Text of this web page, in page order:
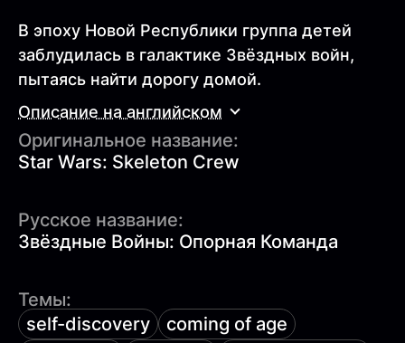
В эпоху Новой Республики группа детей
заблудилась в галактике Звёздных войн,
пытаясь найти дорогу домой.
Описание на английском
Оригинальное название:
Star Wars: Skeleton Crew
Русское название:
Звёздные Войны: Опорная Команда
Темы:
self-discovery
coming of age